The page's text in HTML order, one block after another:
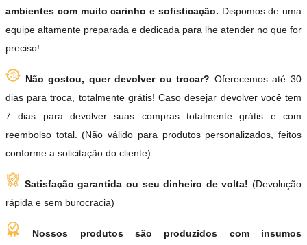
ambientes com muito carinho e sofisticação. Dispomos de uma
equipe altamente preparada e dedicada para lhe atender no que for
preciso!
Não gostou, quer devolver ou trocar? Oferecemos até 30
dias para troca, totalmente grátis! Caso desejar devolver você tem
7 dias para devolver suas compras totalmente grátis e com
reembolso total. (Não válido para produtos personalizados, feitos
conforme a solicitação do cliente).
Satisfação garantida ou seu dinheiro de volta! (Devolução
rápida e sem burocracia)
Nossos produtos são produzidos com insumos